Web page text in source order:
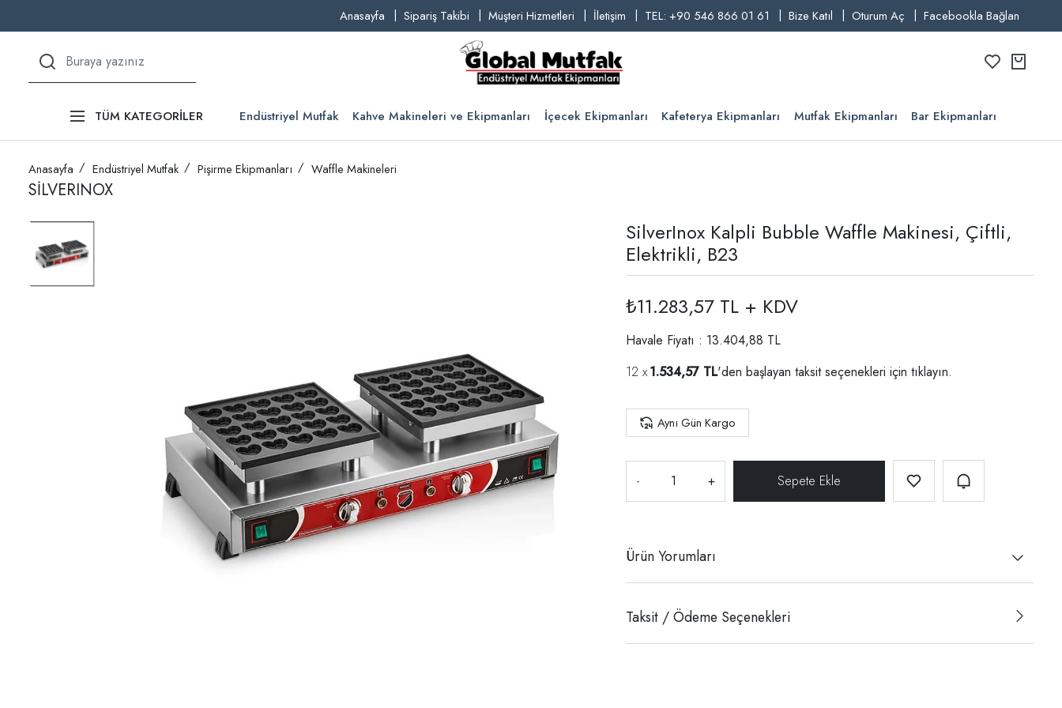
Anasayfa Sipariş Takibi Müşteri Hizmetleri İletişim TEL: +90 546 866 01 61 Bize Katıl Oturum Aç Facebookla Bağlan
TÜM KATEGORİLER Endüstriyel Mutfak Kahve Makineleri ve Ekipmanları İçecek Ekipmanları Kafeterya Ekipmanları Mutfak Ekipmanları Bar Ekipmanları
Anasayfa Endüstriyel Mutfak Pişirme Ekipmanları Waffle Makineleri
SİLVERINOX
SilverInox Kalpli Bubble Waffle Makinesi, Çiftli,
Elektrikli, B23
₺11.283,57 TL + KDV
Havale Fiyatı : 13.404,88 TL
1.534,57 TL'den başlayan taksit seçenekleri için tıklayın.
Aynı Gün Kargo
- +
Ürün Yorumları
Taksit / Ödeme Seçenekleri